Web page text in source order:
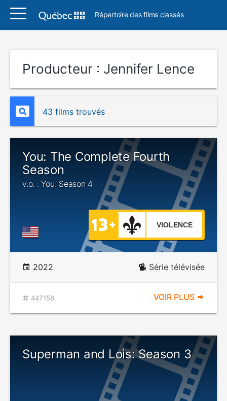
Répertoire des films classés
Producteur : Jennifer Lence
43 films trouvés
You: The Complete Fourth
Season
v.o. : You: Season 4
VIOLENCE
2022 Série télévisée
447158 VOIR PLUS
Superman and Lois: Season 3